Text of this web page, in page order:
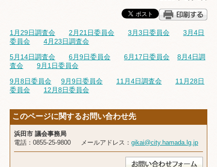
議長交際費政務活動費
請願・陳情・傍聴
議会の取組
1月29日調査会 2月21日委員会 3月3日委員会
3月4日
委員会
4月23日調査会
5月14日調査会
6月9日委員会 6月17日委員会
8月4日調
査会
9月1日委員会
9月8日委員会
9月9日委員会 11月4日調査会
11月28日
委員会
12月8日委員会
このページに関するお問い合わせ先
浜田市 議会事務局
電話：0855-25-9800 メールアドレス： gikai@city.hamada.lg.jp